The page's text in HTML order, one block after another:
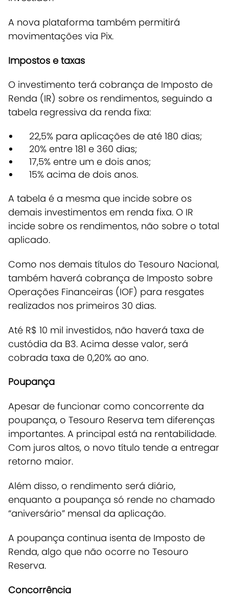
A nova plataforma também permitirá
movimentações via Pix.
Impostos e taxas
O investimento terá cobrança de Imposto de
Renda (IR) sobre os rendimentos, seguindo a
tabela regressiva da renda fixa:
22,5% para aplicações de até 180 dias;
20% entre 181 e 360 dias;
17,5% entre um e dois anos;
15% acima de dois anos.
A tabela é a mesma que incide sobre os
demais investimentos em renda fixa. O IR
incide sobre os rendimentos, não sobre o total
aplicado.
Como nos demais títulos do Tesouro Nacional,
também haverá cobrança de Imposto sobre
Operações Financeiras (IOF) para resgates
realizados nos primeiros 30 dias.
Até R$ 10 mil investidos, não haverá taxa de
custódia da B3. Acima desse valor, será
cobrada taxa de 0,20% ao ano.
Poupança
Apesar de funcionar como concorrente da
poupança, o Tesouro Reserva tem diferenças
importantes. A principal está na rentabilidade.
Com juros altos, o novo título tende a entregar
retorno maior.
Além disso, o rendimento será diário,
enquanto a poupança só rende no chamado
“aniversário” mensal da aplicação.
A poupança continua isenta de Imposto de
Renda, algo que não ocorre no Tesouro
Reserva.
Concorrência